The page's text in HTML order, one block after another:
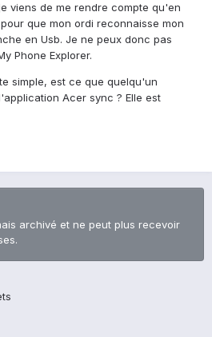
viens de me rendre compte qu'en
que mon ordi reconnaisse mon
en Usb. Je ne peux donc pas
Phone Explorer.
simple, est ce que quelqu'un
Acer sync ? Elle est
archivé et ne peut plus recevoir